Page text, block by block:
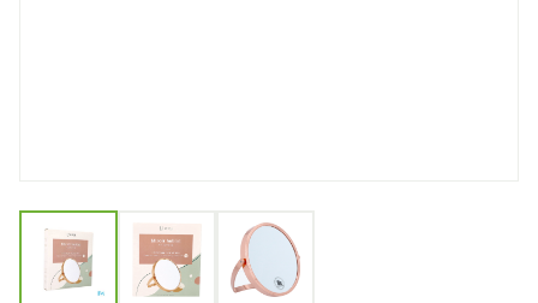
View larger imageView larger imageView larger image